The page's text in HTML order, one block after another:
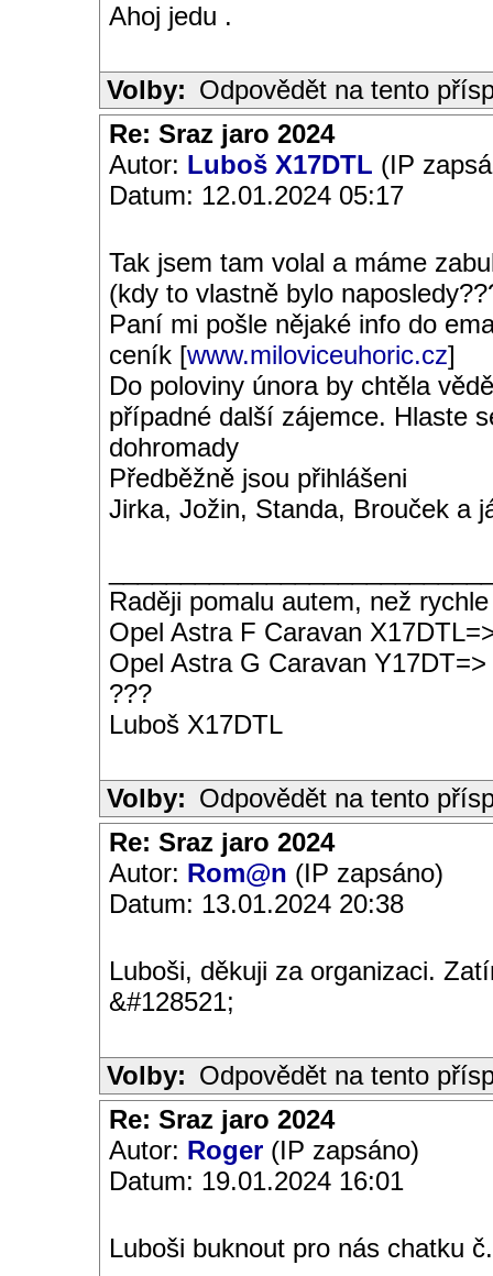
Ahoj jedu .
Volby: Odpovědět na tento
Re: Sraz jaro 2024
Autor: Luboš X17DTL (IP
Datum: 12.01.2024 05:17
Tak jsem tam volal a máme
(kdy to vlastně bylo
Paní mi pošle nějaké info do
ceník [www.miloviceuhoric.cz]
Do poloviny února by chtěla
případné další zájemce. Hlaste
dohromady
Předběžně jsou přihlášeni
Jirka, Jožin, Standa, Brouček a
Raději pomalu autem, než
Opel Astra F Caravan
Opel Astra G Caravan Y17DT=>
???
Luboš X17DTL
Volby: Odpovědět na tento
Re: Sraz jaro 2024
Autor: Rom@n (IP zapsáno)
Datum: 13.01.2024 20:38
Luboši, děkuji za organizaci.
&#128521;
Volby: Odpovědět na tento
Re: Sraz jaro 2024
Autor: Roger (IP zapsáno)
Datum: 19.01.2024 16:01
Luboši buknout pro nás chatku